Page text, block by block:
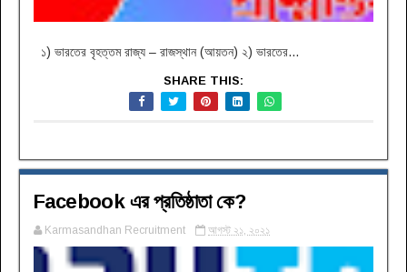
১) ভারতের বৃহত্তম রাজ্য – রাজস্থান (আয়তন) ২) ভারতের...
SHARE THIS:
Facebook এর প্রতিষ্ঠাতা কে?
Karmasandhan Recruitment আগস্ট ২১, ২০২১